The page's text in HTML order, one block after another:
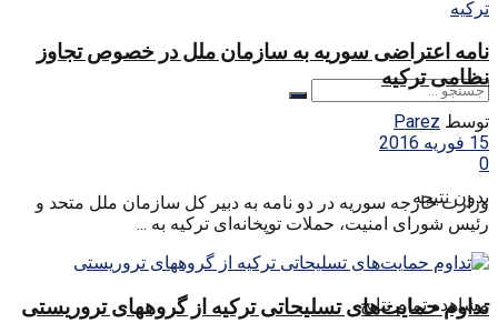
بدون نتیجه
مشاهده تمام نتایج
نامه اعتراضی سوریه به سازمان ملل در خصوص تجاوز
نظامی ترکیه
توسط Parez
15 فوریه 2016
0
وزارت خارجه سوریه در دو نامه به دبیر کل سازمان ملل متحد و
رئیس شورای امنیت، حملات توپخانه‌ای ترکیه به ...
تداوم حمایت‌های تسلیحاتی ترکیه از گروههای تروریستی